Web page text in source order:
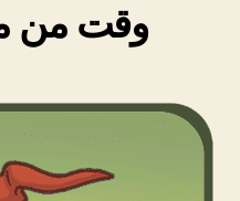
وقت من